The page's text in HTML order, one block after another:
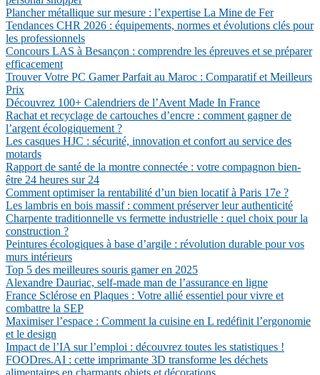
Plancher métallique sur mesure : l’expertise La Mine de Fer
Tendances CHR 2026 : équipements, normes et évolutions clés pour
les professionnels
Concours LAS à Besançon : comprendre les épreuves et se préparer
efficacement
Trouver Votre PC Gamer Parfait au Maroc : Comparatif et Meilleurs
Prix
Découvrez 100+ Calendriers de l’Avent Made In France
Rachat et recyclage de cartouches d’encre : comment gagner de
l’argent écologiquement ?
Les casques HJC : sécurité, innovation et confort au service des
motards
Rapport de santé de la montre connectée : votre compagnon bien-
être 24 heures sur 24
Comment optimiser la rentabilité d’un bien locatif à Paris 17e ?
Les lambris en bois massif : comment préserver leur authenticité
Charpente traditionnelle vs fermette industrielle : quel choix pour la
construction ?
Peintures écologiques à base d’argile : révolution durable pour vos
murs intérieurs
Top 5 des meilleures souris gamer en 2025
Alexandre Dauriac, self-made man de l’assurance en ligne
France Sclérose en Plaques : Votre allié essentiel pour vivre et
combattre la SEP
Maximiser l’espace : Comment la cuisine en L redéfinit l’ergonomie
et le design
Impact de l’IA sur l’emploi : découvrez toutes les statistiques !
FOODres.AI : cette imprimante 3D transforme les déchets
alimentaires en charmants objets et décorations